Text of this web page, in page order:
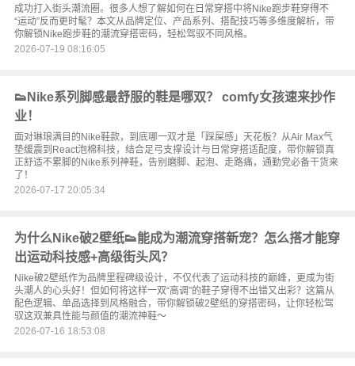
成功打入街头潮流圈。很多人想了解如何在日常穿搭中将Nike跑步鞋穿得不
“运动”反而更时髦？本文从品牌定位、产品系列、搭配技巧等多维度解析，带
你解锁Nike跑步鞋的潮流穿搭密码，轻松驾驭不同风格。
2026-07-19 08:16:05
👟Nike系列脚感最舒服的鞋是哪双？ comfy女孩速来抄作
业！
面对琳琅满目的Nike鞋款，到底哪一双才是「踩屎感」天花板？从Air Max气
垫缓震到React泡棉科技，结合足弓支撑设计与日常穿搭适配度，带你解锁真
正舒适不累脚的Nike系列神鞋，告别磨脚、起泡、走路痛，通勤党必备干货来
了！
2026-07-17 20:05:34
为什么Nike破2壁纸👟能成为潮流穿搭新宠？怎么搭才能穿
出运动科技感+高级街头风？
Nike破2壁纸作为品牌里程碑级设计，不仅代表了运动科技的巅峰，更成为街
头潮人的心头好！但如何将这样一双“高调”的鞋子穿得不出错又出彩？这篇从
配色逻辑、单品选择到风格融合，带你解锁破2壁纸的穿搭密码，让你轻松驾
驭这双兼具性能与颜值的潮流神鞋～
2026-07-16 18:53:08